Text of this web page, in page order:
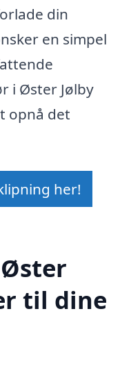
din
en simpel
i Øster Jølby
opnå det
her!
til dine